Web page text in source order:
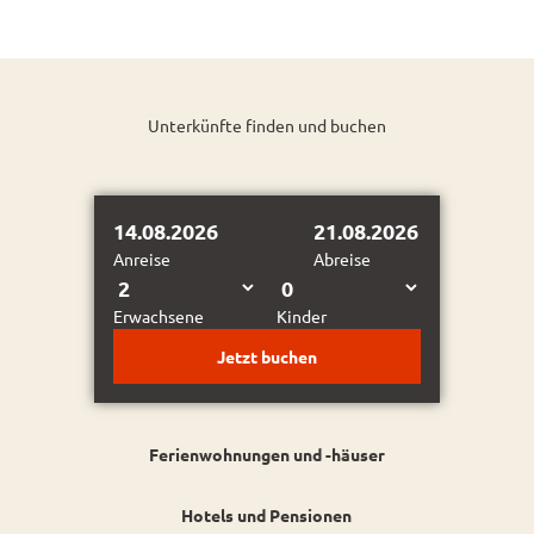
Ammerlandroute
Unterkünfte finden und buchen
Anreise
14.08.2026
Abreise
21.08.2026
Erwachsene
Kinder
Jetzt buchen
Ferienwohnungen und -häuser
Hotels und Pensionen